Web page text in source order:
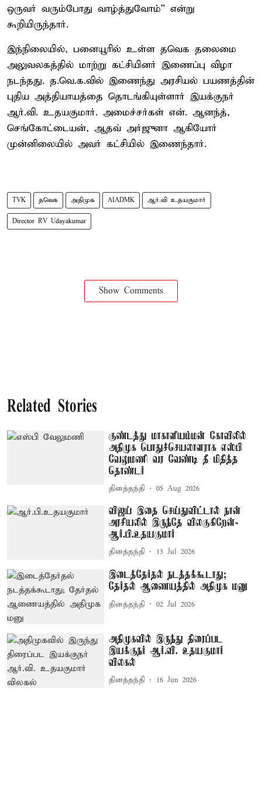
ஒருவர் வரும்போது வாழ்த்துவோம்” என்று
கூறியிருந்தார்.
இந்நிலையில், பனையூரில் உள்ள தவெக தலைமை
அலுவலகத்தில் மாற்று கட்சியினர் இணைப்பு விழா
நடந்தது. த.வெ.க.வில் இணைந்து அரசியல் பயணத்தின்
புதிய அத்தியாயத்தை தொடங்கியுள்ளார் இயக்குநர்
ஆர்.வி. உதயகுமார். அமைச்சர்கள் என். ஆனந்த்,
செங்கோட்டையன், ஆதவ் அர்ஜுனா ஆகியோர்
முன்னிலையில் அவர் கட்சியில் இணைந்தார்.
TVK தவெக அதிமுக AIADMK ஆர்.வி உதயகுமார்
Director RV Udayakumar
Show Comments
Related Stories
குண்டத்து மாகாளியம்மன் கோவிலில்
அதிமுக பொதுச்செயலாளராக எஸ்பி
வேலுமணி வர வேண்டி தீ மிதித்த
தொண்டர்
தினத்தந்தி 05 Aug 2026
விஜய் இதை செய்துவிட்டால் நான்
அரசியலில் இருந்தே விலகுகிறேன்-
ஆர்.பி.உதயகுமார்
தினத்தந்தி 13 Jul 2026
இடைத்தேர்தல் நடத்தக்கூடாது;
தேர்தல் ஆணையத்தில் அதிமுக மனு
தினத்தந்தி 02 Jul 2026
அதிமுகவில் இருந்து திரைப்பட
இயக்குநர் ஆர்.வி. உதயகுமார்
விலகல்
தினத்தந்தி 16 Jun 2026